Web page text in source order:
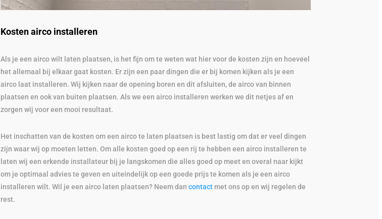
Kosten airco installeren
Als je een airco wilt laten plaatsen, is het fijn om te weten wat hier voor de kosten zijn en hoeveel
het allemaal bij elkaar gaat kosten. Er zijn een paar dingen die er bij komen kijken als je een
airco laat installeren. Wij kijken naar de opening boren en dit afsluiten, de airco van binnen
plaatsen en ook van buiten plaatsen. Als we een airco installeren werken we dit netjes af en
zorgen wij voor een mooi resultaat.
Het inschatten van de kosten om een airco te laten plaatsen is best lastig om dat er veel dingen
zijn waar wij op moeten letten. Om alle kosten goed op een rij te hebben een airco installeren te
laten wij een erkende installateur bij je langskomen die alles goed op meet en overal naar kijkt
om je optimaal advies te geven en uiteindelijk op een goede prijs te komen als je een airco
installeren wilt. Wil je een airco laten plaatsen? Neem dancontact met ons op en wij regelen de
rest.